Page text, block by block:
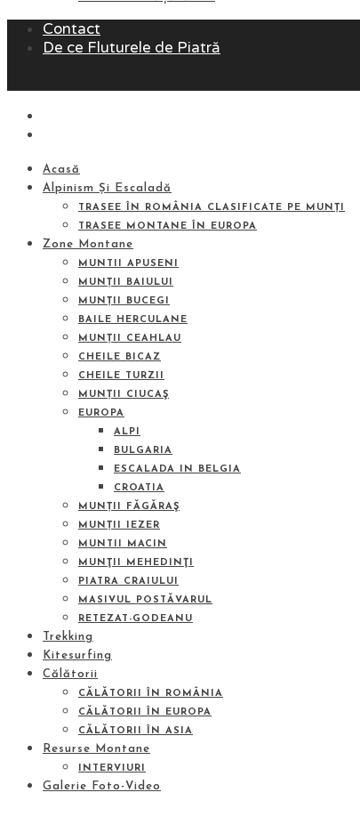
Contact
De ce Fluturele de Piatră
Acasă
Alpinism Și Escaladă
TRASEE ÎN ROMÂNIA CLASIFICATE PE MUNȚI
TRASEE MONTANE ÎN EUROPA
Zone Montane
MUNTII APUSENI
MUNȚII BAIULUI
MUNȚII BUCEGI
BAILE HERCULANE
MUNȚII CEAHLAU
CHEILE BICAZ
CHEILE TURZII
MUNȚII CIUCAŞ
EUROPA
ALPI
BULGARIA
ESCALADA IN BELGIA
CROATIA
MUNȚII FĂGĂRAŞ
MUNȚII IEZER
MUNTII MACIN
MUNŢII MEHEDINŢI
PIATRA CRAIULUI
MASIVUL POSTĂVARUL
RETEZAT-GODEANU
Trekking
Kitesurfing
Călătorii
CĂLĂTORII ÎN ROMÂNIA
CĂLĂTORII ÎN EUROPA
CĂLĂTORII ÎN ASIA
Resurse Montane
INTERVIURI
Galerie Foto-Video